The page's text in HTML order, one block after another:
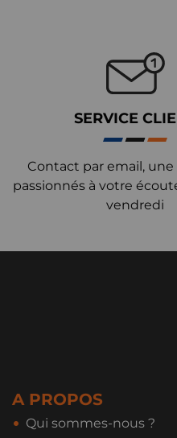
SERVICE
Contact par email,
passionnés à votre
vendredi
A PROPOS
Qui sommes-nous ?